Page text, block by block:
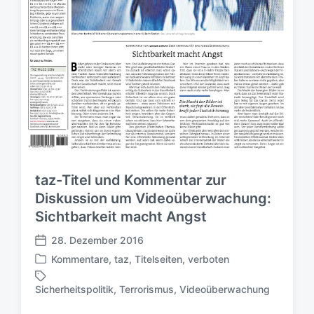
taz-Titel und Kommentar zur
Diskussion um Videoüberwachung:
Sichtbarkeit macht Angst
V
e
r
ö
28. Dezember 2016
V
e
r
Kommentare, taz, Titelseiten, verboten
S
Sicherheitspolitik, Terrorismus, Videoüberwachung